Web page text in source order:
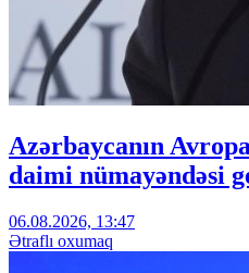
Azərbaycanın
daimi nümayəndəsi
06.08.2026, 13:47
Ətraflı oxumaq